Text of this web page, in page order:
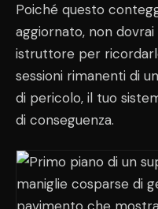
Poiché questo
aggiornato, non
istruttore per
sessioni rimanenti di
di pericolo, il tuo
di conseguenza.